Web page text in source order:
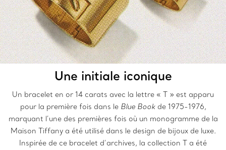
Une initiale iconique
Un bracelet en or 14 carats avec la lettre « T » est apparu
pour la première fois dans le Blue Bookde 1975-1976,
marquant l’une des premières fois où un monogramme de la
Maison Tiffany a été utilisé dans le design de bijoux de luxe.
Inspirée de ce bracelet d’archives, la collection T a été